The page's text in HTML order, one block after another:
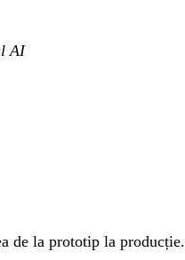
AI
de la prototip la producție.